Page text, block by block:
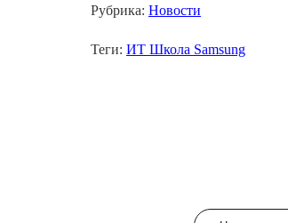
Рубрика: Новости
Теги: ИТ Школа Samsung